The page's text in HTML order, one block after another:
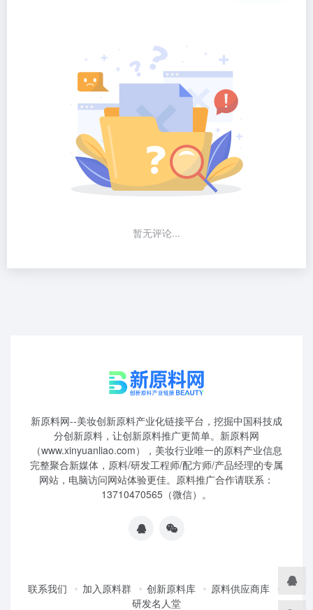
暂无评论...
新原料网--美妆创新原料产业化链接平台，挖掘中国科技成
分创新原料，让创新原料推广更简单。新原料网
（www.xinyuanliao.com），美妆行业唯一的原料产业信息
完整聚合新媒体，原料/研发工程师/配方师/产品经理的专属
网站，电脑访问网站体验更佳。原料推广合作请联系：
13710470565（微信）。
联系我们 加入原料群 创新原料库
原料供应商库
研发名人堂